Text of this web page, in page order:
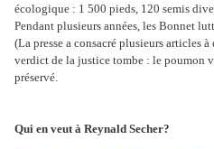
écologique : 1 500 pieds, 120 semis
Pendant plusieurs années, les Bonnet
(La presse a consacré plusieurs articles
verdict de la justice tombe : le poumon
préservé.
Qui en veut à Reynald Secher?